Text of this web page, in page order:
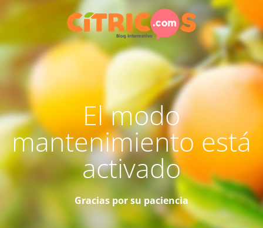
El modo
mantenimiento está
activado
Gracias por su paciencia